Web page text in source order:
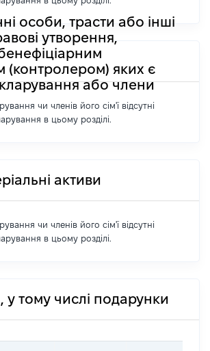
особи, трасти або інші
утворення,
(контролером) яких є
або члени
чи членів його сім'ї відсутні
в цьому розділі.
активи
чи членів його сім'ї відсутні
в цьому розділі.
у тому числі подарунки